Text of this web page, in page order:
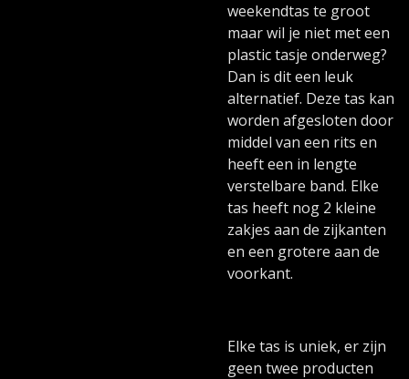
weekendtas te groot
maar wil je niet met een
plastic tasje onderweg?
Dan is dit een leuk
alternatief. Deze tas kan
worden afgesloten door
middel van een rits en
heeft een in lengte
verstelbare band. Elke
tas heeft nog 2 kleine
zakjes aan de zijkanten
en een grotere aan de
voorkant.
Elke tas is uniek, er zijn
geen twee producten